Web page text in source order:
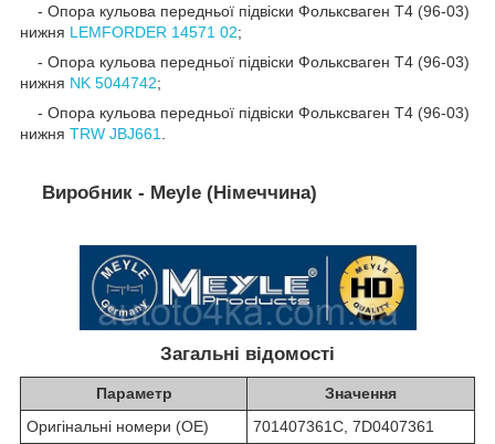
- Опора кульова передньої підвіски Фольксваген Т4 (96-03)
нижня LEMFORDER 14571 02;
- Опора кульова передньої підвіски Фольксваген Т4 (96-03)
нижня NK 5044742;
- Опора кульова передньої підвіски Фольксваген Т4 (96-03)
нижня TRW JBJ661
Виробник - Meyle (Німеччина)
Загальні відомості
Параметр
Значення
Оригінальні номери (OE)
701407361C, 7D0407361